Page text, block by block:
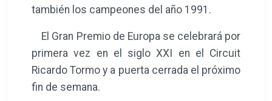
también los campeones del año 1991.
El Gran Premio de Europa se celebrará por
primera vez en el siglo XXI en el Circuit
Ricardo Tormo y a puerta cerrada el próximo
fin de semana.